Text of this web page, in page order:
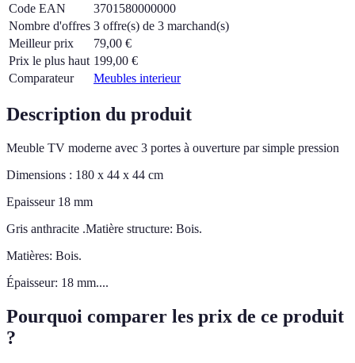
Code EAN
3701580000000
Nombre d'offres 3 offre(s) de 3 marchand(s)
Meilleur prix
79,00 €
Prix le plus haut 199,00 €
Comparateur
Meubles interieur
Description du produit
Meuble TV moderne avec 3 portes à ouverture par simple pression
Dimensions : 180 x 44 x 44 cm
Epaisseur 18 mm
Gris anthracite .Matière structure: Bois.
Matières: Bois.
Épaisseur: 18 mm....
Pourquoi comparer les prix de ce produit
?